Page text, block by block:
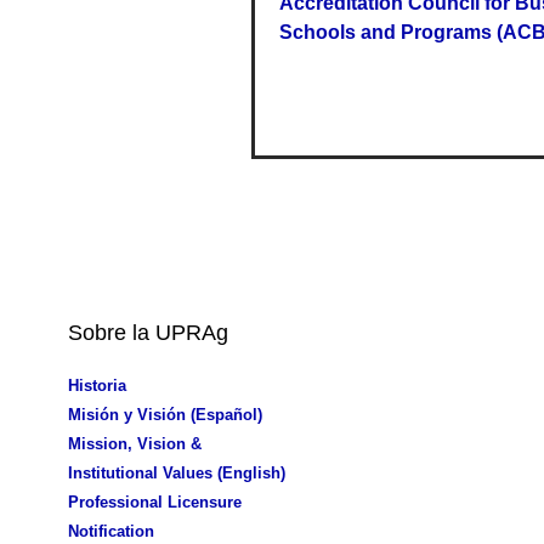
Schools and Programs
Sobre la UPRAg
Historia
Misión y Visión (Español)
Mission, Vision &
Institutional Values (English)
Professional Licensure
Notification